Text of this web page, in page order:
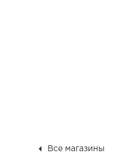
Все магазины